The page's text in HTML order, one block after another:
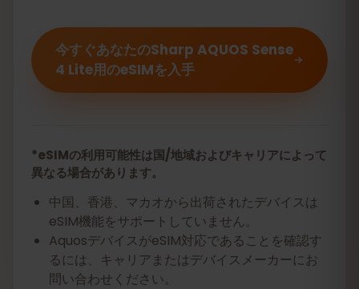
今すぐあなたのSharp AQUOS Sense
4 Lite用のeSIMを入手
*eSIMの利用可能性は国/地域およびキャリアによって
異なる場合があります。
中国、香港、マカオから出荷されたデバイスは
eSIM機能をサポートしていません。
AquosデバイスがeSIM対応であることを確認す
るには、キャリアまたはデバイスメーカーにお
問い合わせください。